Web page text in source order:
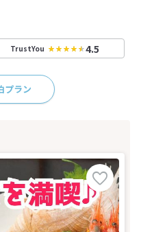
TrustYou 4.5
プラン